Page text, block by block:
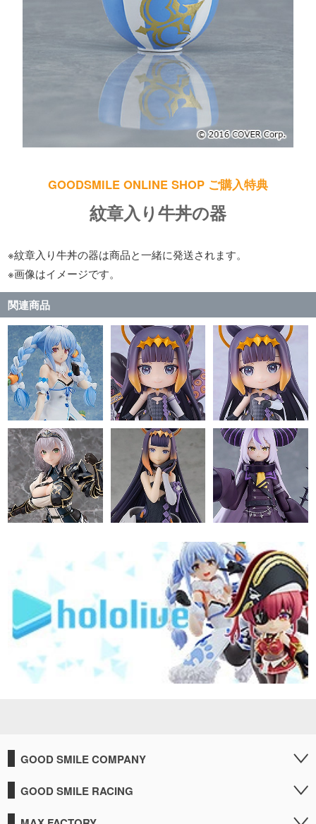
GOODSMILE ONLINE SHOP ご購入特典
紋章入り牛丼の器
※紋章入り牛丼の器は商品と一緒に発送されます。
※画像はイメージです。
関連商品
GOOD SMILE COMPANY
GOOD SMILE RACING